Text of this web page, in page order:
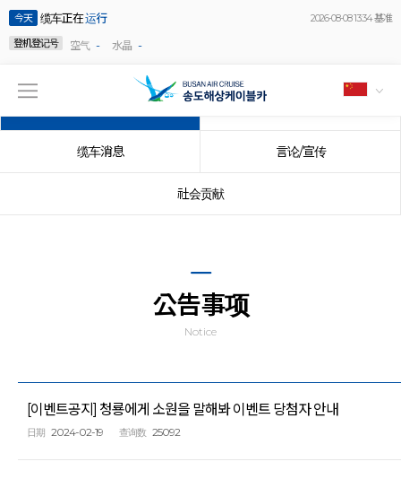
今天 缆车正在运行
2026-08-08 13:34 基准
登机登记号
空气 - 水晶 -
缆车消息 言论/宣传
社会贡献
公告事项
Notice
[이벤트공지] 청룡에게 소원을 말해봐 이벤트 당첨자 안내
日期 2024-02-19 查询数 25092